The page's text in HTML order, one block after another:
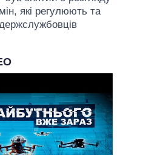
які регулюють та